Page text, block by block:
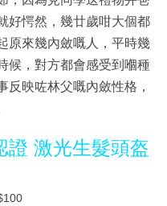
好愕然，幾廿歲咁大個都
原來幾內斂嘅人，平時幾
候，對方都會感受到嗰種
反映咗林父嘅內斂性格，
證 激光生髮頭盔